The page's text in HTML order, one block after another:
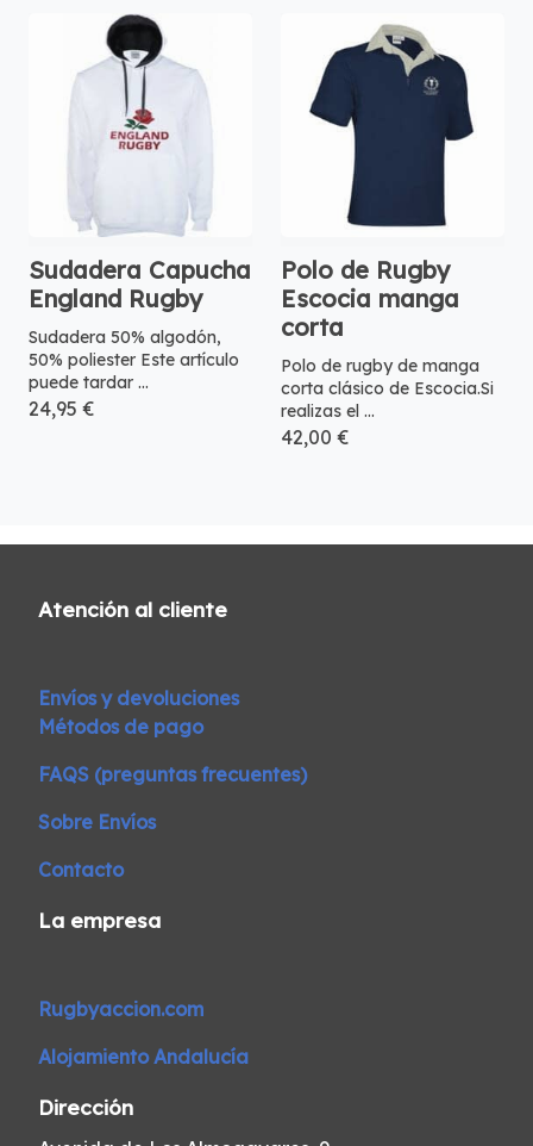
Sudadera Capucha
England Rugby
Sudadera 50% algodón,
50% poliester Este artículo
puede tardar ...
24,95 €
Polo de Rugby
Escocia manga
corta
Polo de rugby de manga
corta clásico de Escocia.Si
realizas el ...
42,00 €
Atención al cliente
Envíos y devoluciones
Métodos de pago
FAQS (preguntas frecuentes)
Sobre Envíos
Contacto
La empresa
Rugbyaccion.com
Alojamiento Andalucía
Dirección